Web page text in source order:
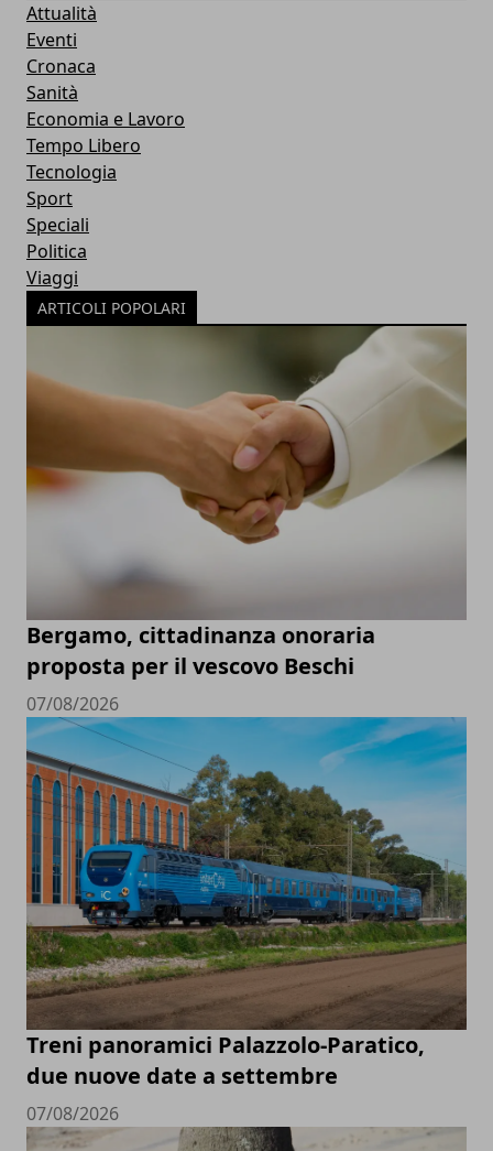
Attualità
Eventi
Cronaca
Sanità
Economia e Lavoro
Tempo Libero
Tecnologia
Sport
Speciali
Politica
Viaggi
ARTICOLI POPOLARI
Bergamo, cittadinanza onoraria
proposta per il vescovo Beschi
07/08/2026
Treni panoramici Palazzolo-Paratico,
due nuove date a settembre
07/08/2026